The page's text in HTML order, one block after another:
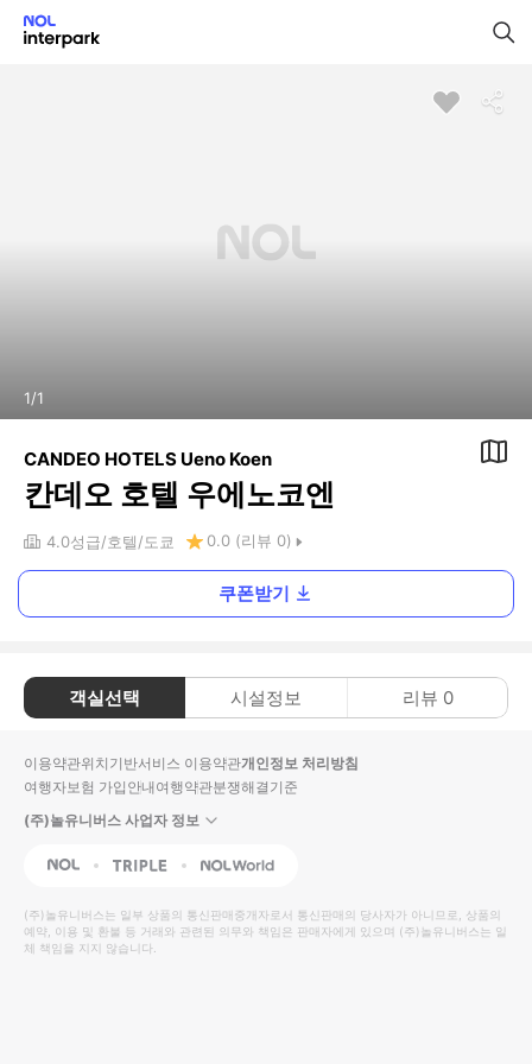
1/1
CANDEO HOTELS Ueno Koen
칸데오 호텔 우에노코엔
4.0성급 호텔 도쿄 0.0 (리뷰 0)
쿠폰받기
객실선택 시설정보 리뷰 0
이용약관위치기반서비스 이용약관개인정보 처리방침
여행자보험 가입안내여행약관분쟁해결기준
(주)놀유니버스 사업자 정보
NOL Triple Interpark Global
(주)놀유니버스는 일부 상품의 통신판매중개자로서 통신판매의 당사자가 아니므로, 상품의
예약, 이용 및 환불 등 거래와 관련된 의무와 책임은 판매자에게 있으며 (주)놀유니버스는 일
체 책임을 지지 않습니다.